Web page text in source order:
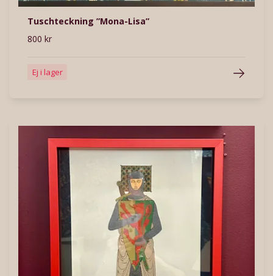
Tuschteckning ”Mona-Lisa”
800 kr
Ej i lager